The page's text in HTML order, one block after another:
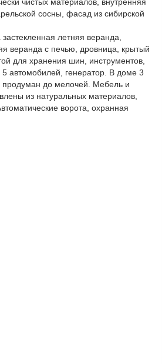
чистых материалов, внутренняя
сосны, фасад из сибирской
летняя веранда,
веранда с печью, дровница, крытый
для хранения шин, инструментов,
5 автомобилей, генератор. В доме 3
продуман до мелочей. Мебель и
из натуральных материалов,
ворота, охранная